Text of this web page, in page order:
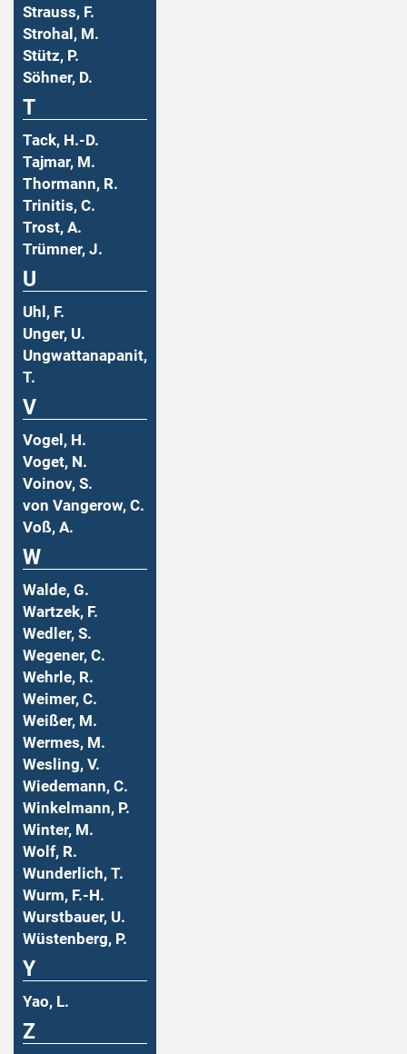
Strauss, F.
Strohal, M.
Stütz, P.
Söhner, D.
T
Tack, H.-D.
Tajmar, M.
Thormann, R.
Trinitis, C.
Trost, A.
Trümner, J.
U
Uhl, F.
Unger, U.
Ungwattanapanit,
T.
V
Vogel, H.
Voget, N.
Voinov, S.
von Vangerow, C.
Voß, A.
W
Walde, G.
Wartzek, F.
Wedler, S.
Wegener, C.
Wehrle, R.
Weimer, C.
Weißer, M.
Wermes, M.
Wesling, V.
Wiedemann, C.
Winkelmann, P.
Winter, M.
Wolf, R.
Wunderlich, T.
Wurm, F.-H.
Wurstbauer, U.
Wüstenberg, P.
Y
Yao, L.
Z